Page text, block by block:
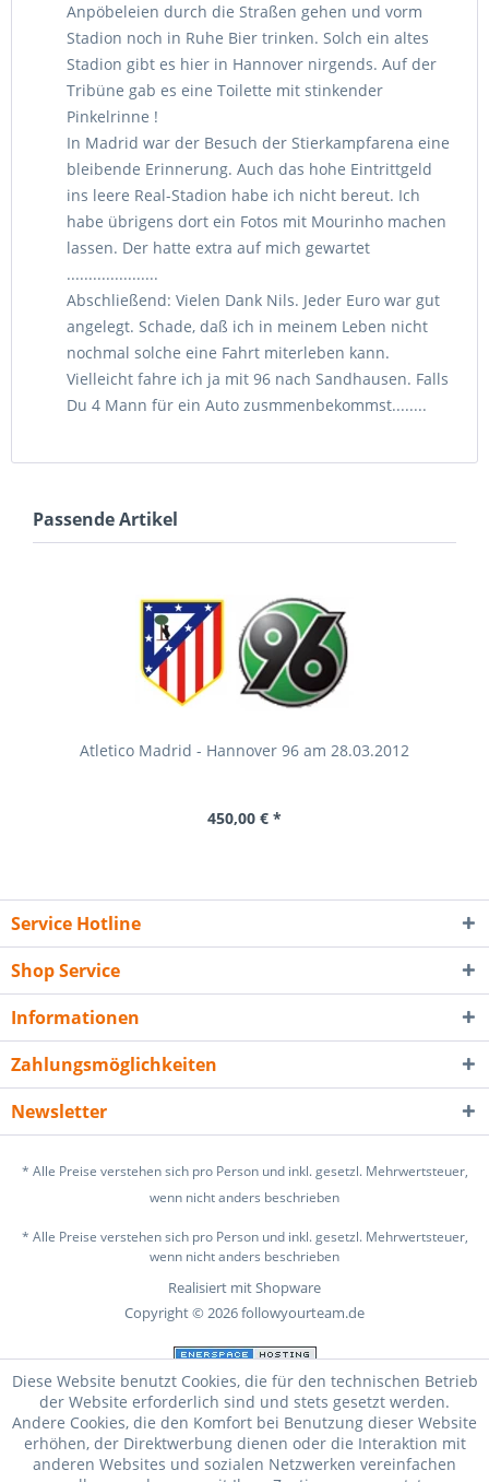
Anpöbeleien durch die Straßen gehen und vorm
Stadion noch in Ruhe Bier trinken. Solch ein altes
Stadion gibt es hier in Hannover nirgends. Auf der
Tribüne gab es eine Toilette mit stinkender
Pinkelrinne !
In Madrid war der Besuch der Stierkampfarena eine
bleibende Erinnerung. Auch das hohe Eintrittgeld
ins leere Real-Stadion habe ich nicht bereut. Ich
habe übrigens dort ein Fotos mit Mourinho machen
lassen. Der hatte extra auf mich gewartet
.....................
Abschließend: Vielen Dank Nils. Jeder Euro war gut
angelegt. Schade, daß ich in meinem Leben nicht
nochmal solche eine Fahrt miterleben kann.
Vielleicht fahre ich ja mit 96 nach Sandhausen. Falls
Du 4 Mann für ein Auto zusmmenbekommst........
Passende Artikel
Atletico Madrid - Hannover 96 am 28.03.2012
450,00 € *
Service Hotline
Shop Service
Informationen
Zahlungsmöglichkeiten
Newsletter
* Alle Preise verstehen sich pro Person und inkl. gesetzl. Mehrwertsteuer,
wenn nicht anders beschrieben
* Alle Preise verstehen sich pro Person und inkl. gesetzl. Mehrwertsteuer,
wenn nicht anders beschrieben
Realisiert mit Shopware
Copyright © 2026 followyourteam.de
Diese Website benutzt Cookies, die für den technischen Betrieb
der Website erforderlich sind und stets gesetzt werden.
Andere Cookies, die den Komfort bei Benutzung dieser Website
erhöhen, der Direktwerbung dienen oder die Interaktion mit
anderen Websites und sozialen Netzwerken vereinfachen